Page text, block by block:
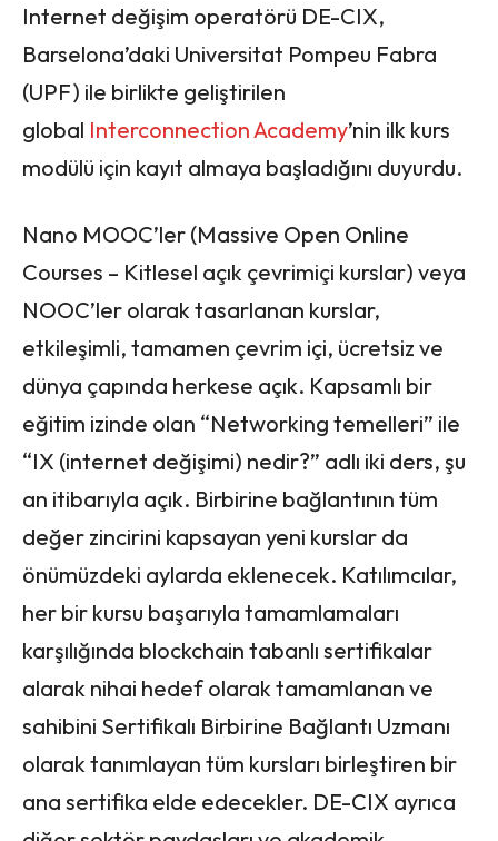
Internet değişim operatörü DE-CIX,
Barselona’daki Universitat Pompeu Fabra
(UPF) ile birlikte geliştirilen
global Interconnection Academy’nin ilk kurs
modülü için kayıt almaya başladığını duyurdu.
Nano MOOC’ler (Massive Open Online
Courses – Kitlesel açık çevrimiçi kurslar) veya
NOOC’ler olarak tasarlanan kurslar,
etkileşimli, tamamen çevrim içi, ücretsiz ve
dünya çapında herkese açık. Kapsamlı bir
eğitim izinde olan “Networking temelleri” ile
“IX (internet değişimi) nedir?” adlı iki ders, şu
an itibarıyla açık. Birbirine bağlantının tüm
değer zincirini kapsayan yeni kurslar da
önümüzdeki aylarda eklenecek. Katılımcılar,
her bir kursu başarıyla tamamlamaları
karşılığında blockchain tabanlı sertifikalar
alarak nihai hedef olarak tamamlanan ve
sahibini Sertifikalı Birbirine Bağlantı Uzmanı
olarak tanımlayan tüm kursları birleştiren bir
ana sertifika elde edecekler. DE-CIX ayrıca